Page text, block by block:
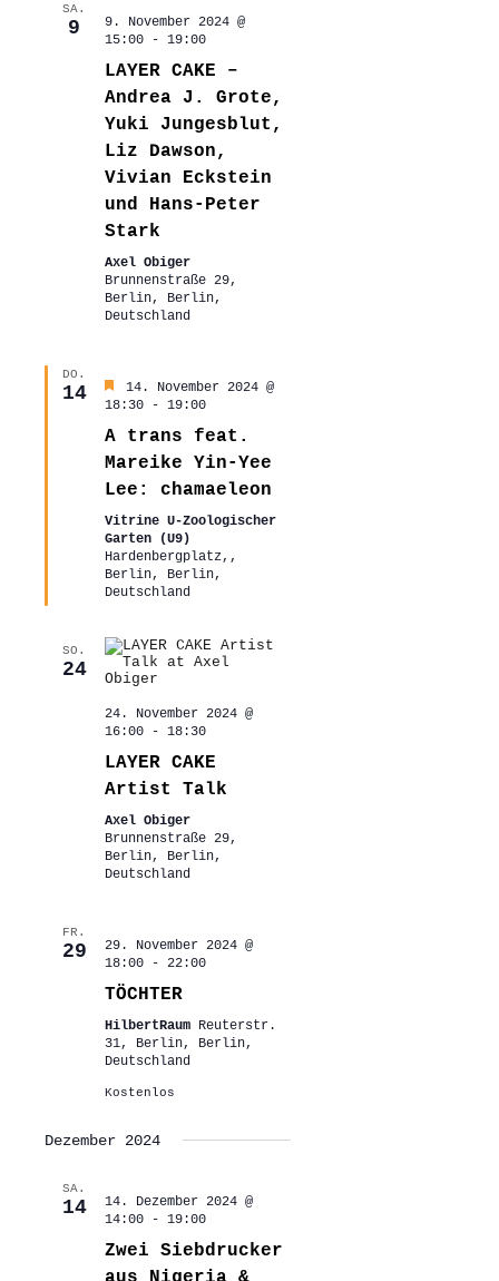
SA.
9
9. November 2024 @
15:00- 19:00
LAYER CAKE –
Andrea J. Grote,
Yuki Jungesblut,
Liz Dawson,
Vivian Eckstein
und Hans-Peter
Stark
Axel Obiger
Brunnenstraße 29,
Berlin, Berlin,
Deutschland
DO.
14 Hervorgehoben
14. November 2024 @
18:30- 19:00
A trans feat.
Mareike Yin-Yee
Lee: chamaeleon
Vitrine U-Zoologischer
Garten (U9)
Hardenbergplatz,,
Berlin, Berlin,
Deutschland
SO.
24
24. November 2024 @
16:00- 18:30
LAYER CAKE
Artist Talk
Axel Obiger
Brunnenstraße 29,
Berlin, Berlin,
Deutschland
FR.
29
29. November 2024 @
18:00- 22:00
TÖCHTER
HilbertRaum Reuterstr.
31, Berlin, Berlin,
Deutschland
Kostenlos
Dezember 2024
SA.
14
14. Dezember 2024 @
14:00- 19:00
Zwei Siebdrucker